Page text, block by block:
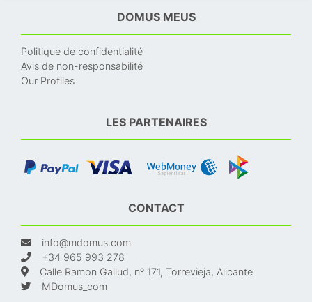
DOMUS MEUS
Politique de confidentialité
Avis de non-responsabilité
Our Profiles
LES PARTENAIRES
CONTACT
info@mdomus.com
+34 965 993 278
Calle Ramon Gallud, nº 171, Torrevieja, Alicante
MDomus_com